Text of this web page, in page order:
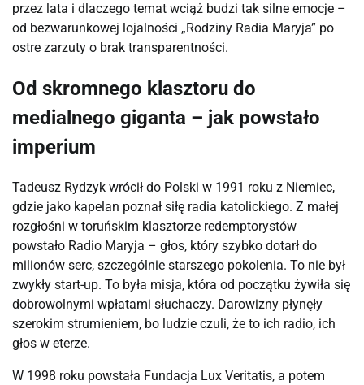
przez lata i dlaczego temat wciąż budzi tak silne emocje –
od bezwarunkowej lojalności „Rodziny Radia Maryja” po
ostre zarzuty o brak transparentności.
Od skromnego klasztoru do
medialnego giganta – jak powstało
imperium
Tadeusz Rydzyk wrócił do Polski w 1991 roku z Niemiec,
gdzie jako kapelan poznał siłę radia katolickiego. Z małej
rozgłośni w toruńskim klasztorze redemptorystów
powstało Radio Maryja – głos, który szybko dotarł do
milionów serc, szczególnie starszego pokolenia. To nie był
zwykły start-up. To była misja, która od początku żywiła się
dobrowolnymi wpłatami słuchaczy. Darowizny płynęły
szerokim strumieniem, bo ludzie czuli, że to ich radio, ich
głos w eterze.
W 1998 roku powstała Fundacja Lux Veritatis, a potem